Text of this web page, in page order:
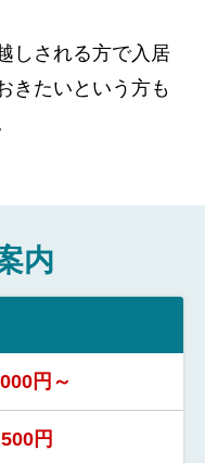
しされる方で入居
きたいという方も
内
円～
円